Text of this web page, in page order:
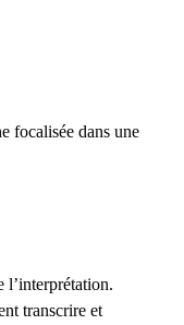
focalisée dans une
l’interprétation.
transcrire et